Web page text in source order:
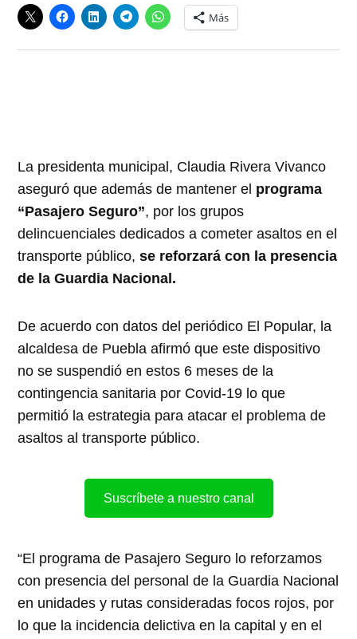
Más
La presidenta municipal, Claudia Rivera Vivanco
aseguró que además de mantener el programa
“Pasajero Seguro”, por los grupos
delincuenciales dedicados a cometer asaltos en el
transporte público,se reforzará con la presencia
de la Guardia Nacional.
De acuerdo con datos del periódico El Popular, la
alcaldesa de Puebla afirmó que este dispositivo
no se suspendió en estos 6 meses de la
contingencia sanitaria por Covid-19 lo que
permitió la estrategia para atacar el problema de
asaltos al transporte público.
Suscríbete a nuestro canal
“El programa de Pasajero Seguro lo reforzamos
con presencia del personal de la Guardia Nacional
en unidades y rutas consideradas focos rojos, por
lo que la incidencia delictiva en la capital y en el